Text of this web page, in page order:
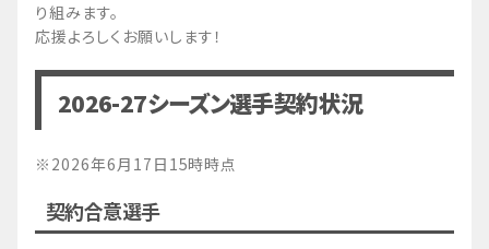
り組みます。
応援よろしくお願いします！
2026-27シーズン選手契約状況
※2026年6月17日15時時点
契約合意選手